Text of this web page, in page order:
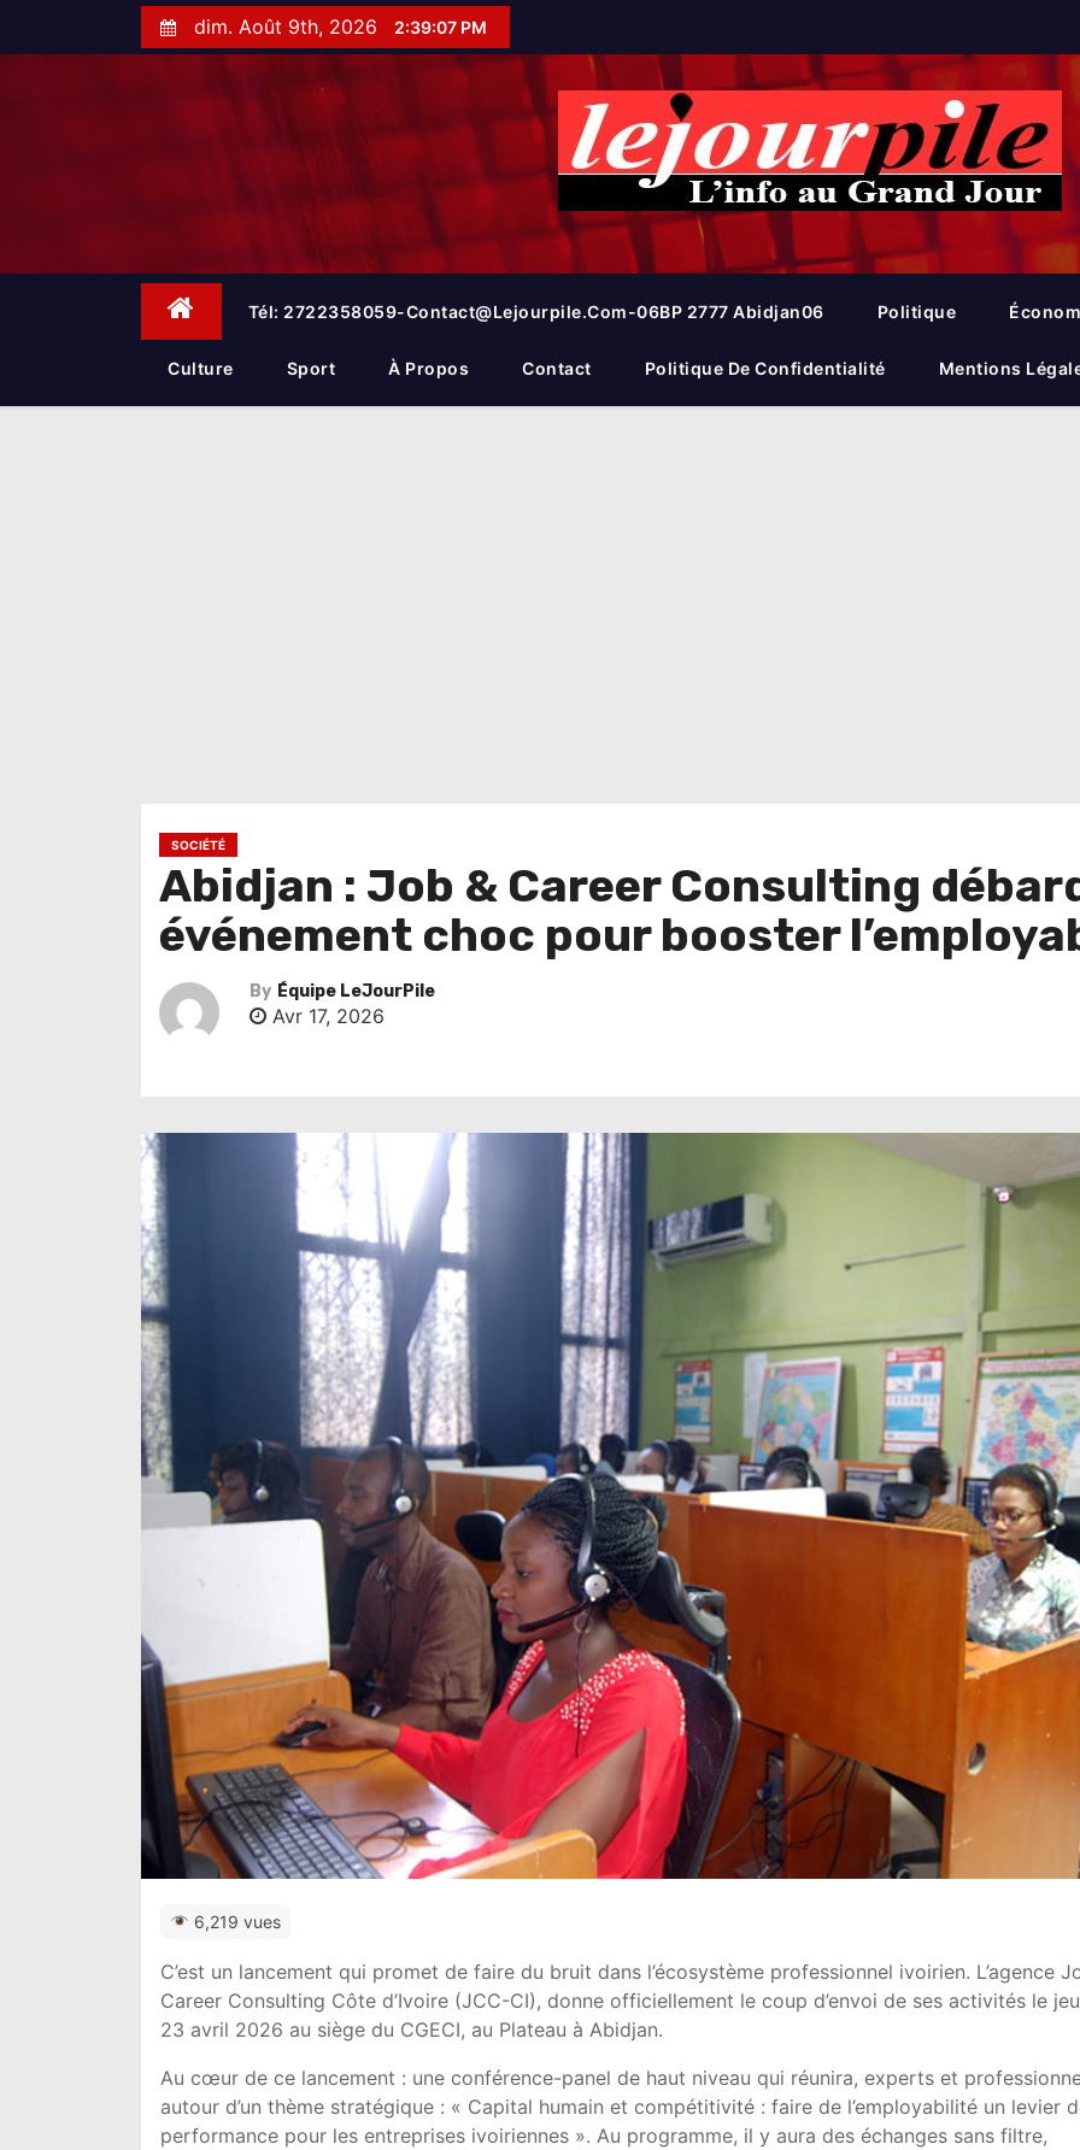
t
dim. Août 9th, 2026 2:39:08 PM
Tél: 2722358059-Contact@lejourpile.com-06BP 2777 Abidjan06 Politique
Culture Sport À Propos Contact Politique De Confidentialité Mentions
SOCIÉTÉ
Abidjan : Job & Career Consulting
événement choc pour booster
By Équipe LeJourPile
Avr 17, 2026
6,219 vues
C’est un lancement qui promet de faire du bruit dans l’écosystème professionnel ivoirien. L’agence
Career Consulting Côte d’Ivoire (JCC-CI), donne officiellement le coup d’envoi de ses activités le
23 avril 2026 au siège du CGECI, au Plateau à Abidjan.
Au cœur de ce lancement : une conférence-panel de haut niveau qui réunira, experts et
autour d’un thème stratégique : « Capital humain et compétitivité : faire de l’employabilité un levier
performance pour les entreprises ivoiriennes ». Au programme, il y aura des échanges sans filtre,